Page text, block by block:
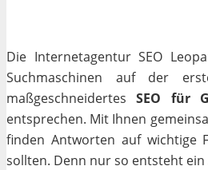
Die Internetagentur SEO
Suchmaschinen auf der
maßgeschneidertesSEO für
entsprechen. Mit Ihnen
finden Antworten auf wichtige
sollten. Denn nur so entsteht